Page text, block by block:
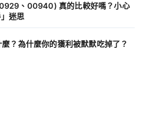
、00940) 真的比較好嗎？小心
迷思
？為什麼你的獲利被默默吃掉了？